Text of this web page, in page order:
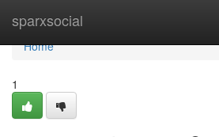
sparxsocial
Home
Home
1